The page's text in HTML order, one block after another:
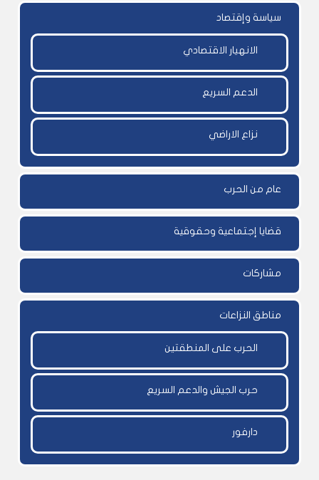
سياسة وإقتصاد
الانهيار الاقتصادي
الدعم السريع
نزاع الاراضي
عام من الحرب
قضايا إجتماعية وحقوقية
مشاركات
مناطق النزاعات
الحرب على المنطقتين
حرب الجيش والدعم السريع
دارفور